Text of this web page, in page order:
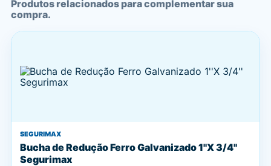
Produtos relacionados para complementar sua
compra.
SEGURIMAX
Bucha de Redução Ferro Galvanizado 1''X 3/4''
Segurimax